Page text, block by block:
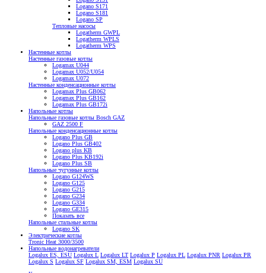
Logano S171
Logano S181
Logano SP
Тепловые насосы
Logatherm GWPL
Logatherm WPLS
Logatherm WPS
Настенные котлы
Настенные газовые котлы
Logamax U044
Logamax U052/U054
Logamax U072
Настенные конденсационные котлы
Logamax Plus GB062
Logamax Plus GB162
Logamax Plus GB172i
Напольные котлы
Напольные газовые котлы Bosch GAZ
GAZ 2500 F
Напольные конденсационные котлы
Logano Plus GB
Logano Plus GB402
Logano plus KB
Logano Plus KB192i
Logano Plus SB
Напольные чугунные котлы
Logano G124WS
Logano G125
Logano G215
Logano G234
Logano G334
Logano GE315
Показать все
Напольные стальные котлы
Logano SK
Электрические котлы
Tronic Heat 3000/3500
Напольные водонагреватели
Logalux ES, ESU Logalux L Logalux LT Logalux P Logalux PL Logalux PNR Logalux PR
Logalux S Logalux SF Logalux SM, ESM Logalux SU